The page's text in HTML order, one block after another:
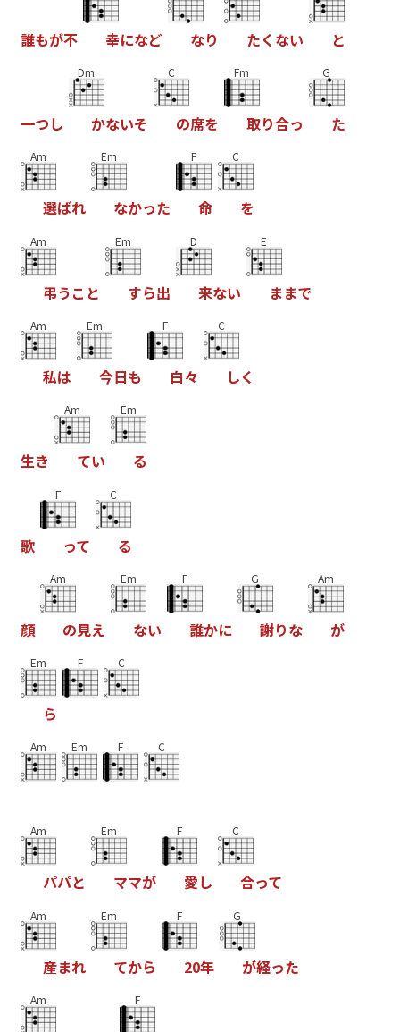
誰もが不 幸になど なり たく ない と
一つし
Dm
かないそ
C
の席を
Fm
取り合っ
G
た
Am
選ばれ
Em
なかった
F
命
C
を
Am
弔う こ と
Em
すら出
D
来ない
E
ままで
Am
私は
Em
今日も
F
白々
C
しく
生き
Am
てい
Em
る
歌
F
って
C
る
顔
Am
の見え
Em
ない
F
誰かに
G
謝りな
Am
が
Em
ら
F C
Am Em F C
Am
パパと
Em
ママが
F
愛し
C
合って
Am
産まれ
Em
てから
F
20年
G
が経った
Am F